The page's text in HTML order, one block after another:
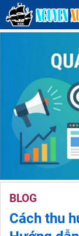
BLOG
Cách thu